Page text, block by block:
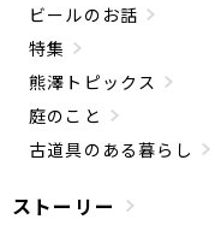
ビールのお話
特集
熊澤トピックス
庭のこと
古道具のある暮らし
ストーリー